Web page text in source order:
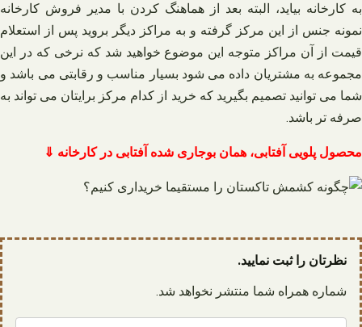
به کارخانه بیاید، البته بعد از هماهنگ کردن با مدیر فروش کارخانه
نمونه جنس از این مرکز گرفته و به مراکز دیگر بروید پس از استعلام
قیمت از آن مراکز متوجه این موضوع خواهید شد که نرخی که در این
مجموعه به مشتریان داده می شود بسیار مناسب و رقابتی می باشد و
شما می توانید تصمیم بگیرید که خرید از کدام مرکز برایتان می تواند به
صرفه تر باشد.
محصول پلویی آفتابی، همان بوجاری شده آفتابی در کارخانه ⇓
نظرتان را ثبت نمایید.
شماره همراه شما منتشر نخواهد شد.